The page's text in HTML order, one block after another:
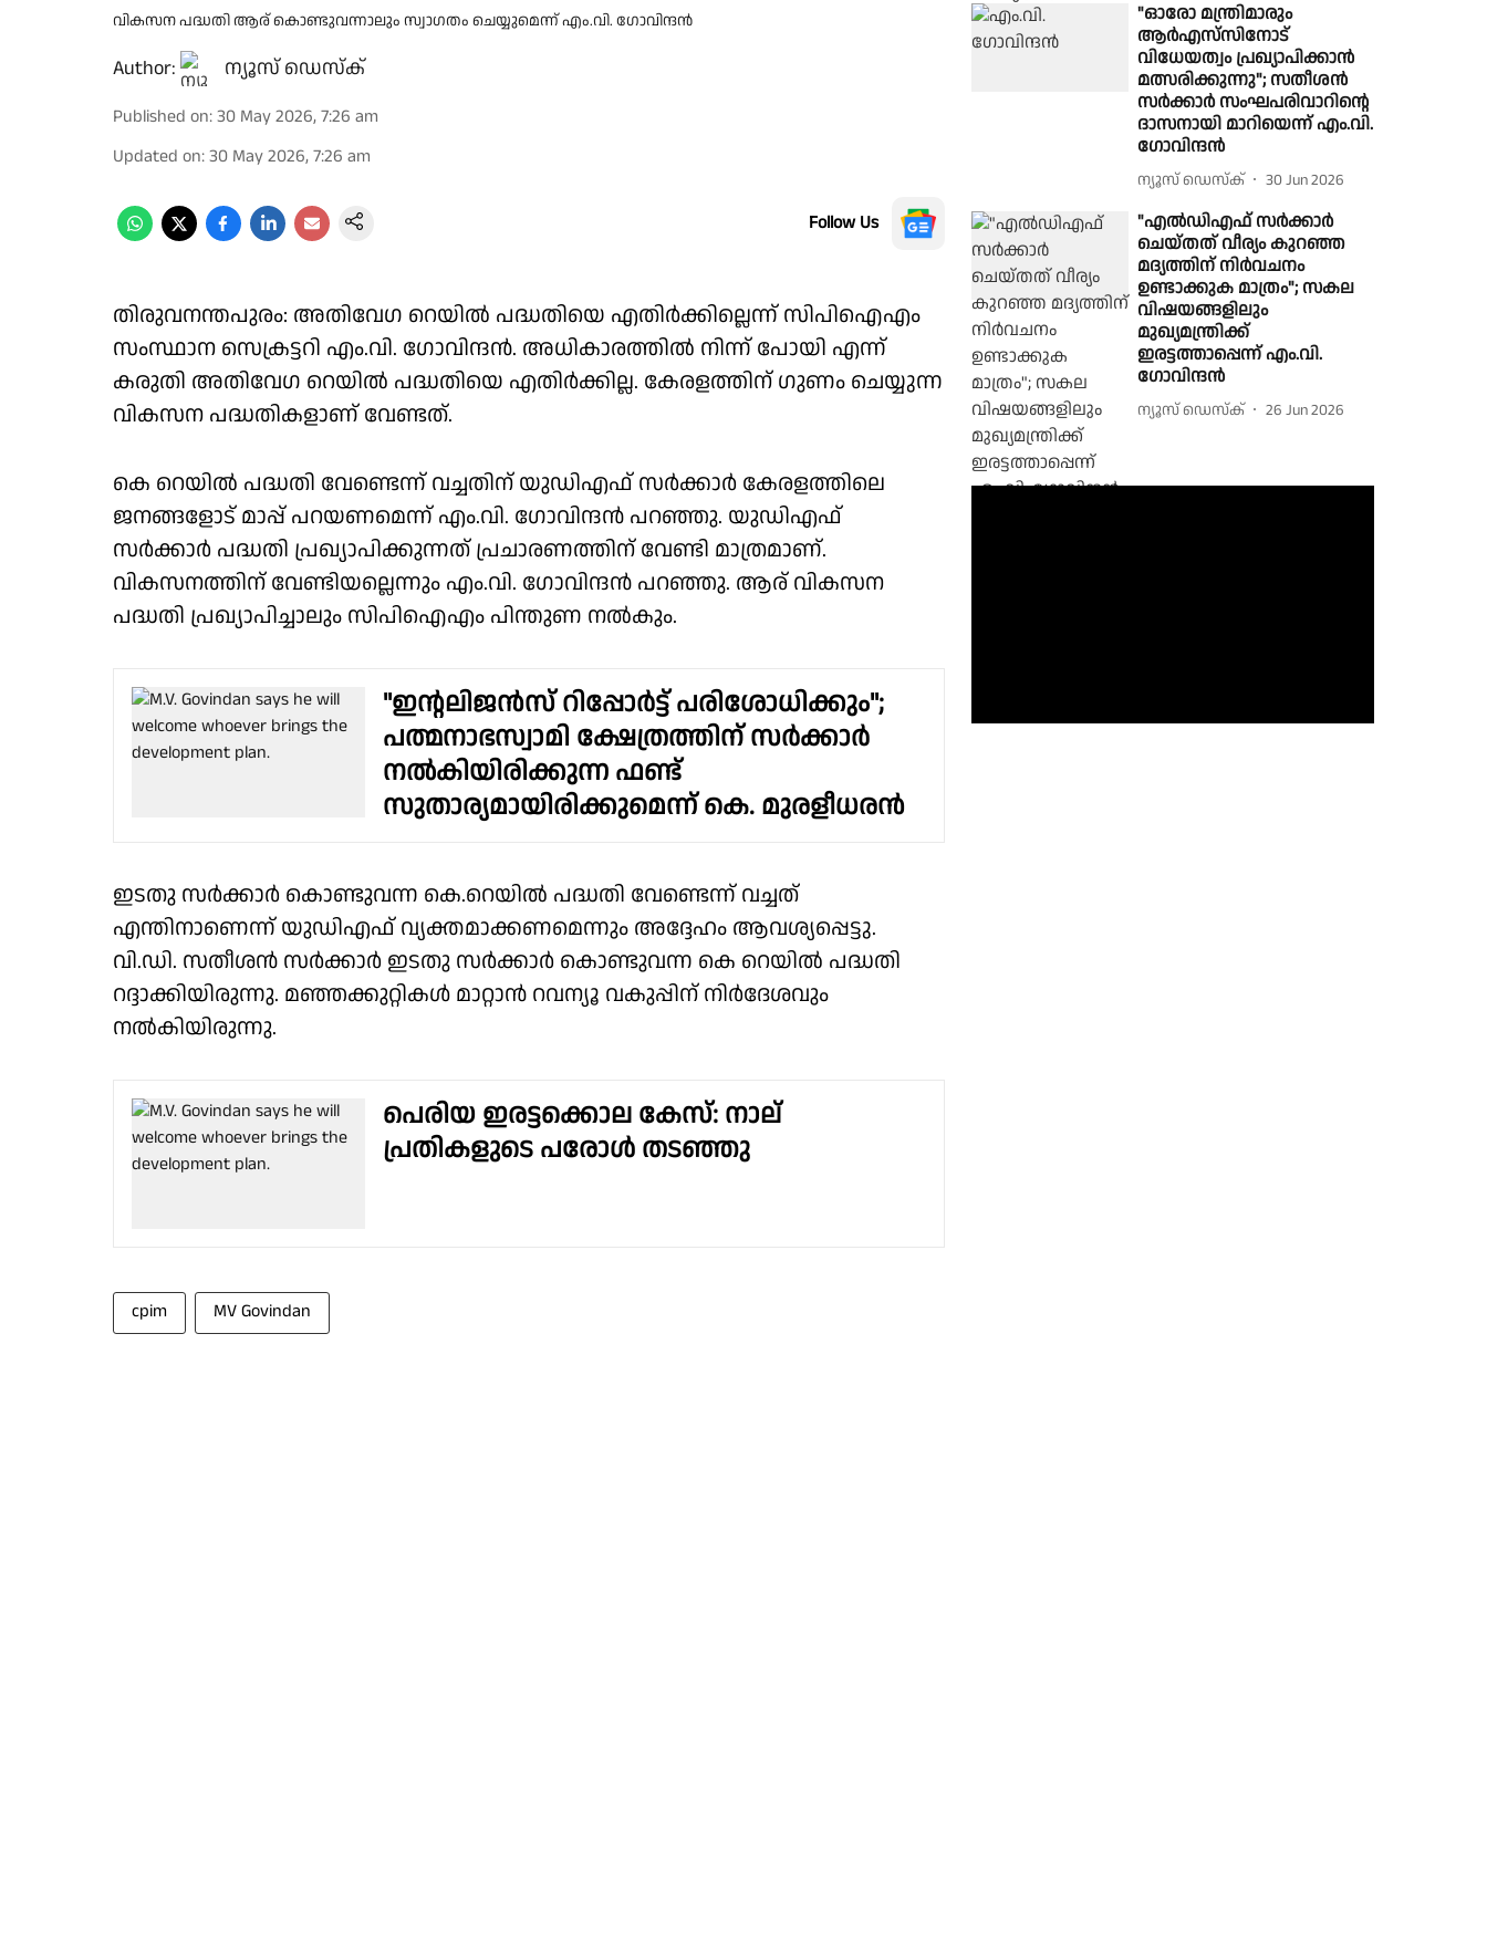
വികസന പദ്ധതി ആര് കൊണ്ടുവന്നാലും സ്വാഗതം ചെയ്യുമെന്ന് എം.വി. ഗോവിന്ദൻ
Author: ന്യൂസ് ഡെസ്ക്
Published on:30 May 2026, 7:26 am
Updated on:30 May 2026, 7:26 am
Follow Us
തിരുവനന്തപുരം: അതിവേഗ റെയിൽ പദ്ധതിയെ എതിർക്കില്ലെന്ന് സിപിഐഎം
സംസ്ഥാന സെക്രട്ടറി എം.വി. ഗോവിന്ദൻ. അധികാരത്തിൽ നിന്ന് പോയി എന്ന്
കരുതി അതിവേഗ റെയിൽ പദ്ധതിയെ എതിർക്കില്ല. കേരളത്തിന് ഗുണം ചെയ്യുന്ന
വികസന പദ്ധതികളാണ് വേണ്ടത്.
കെ റെയിൽ പദ്ധതി വേണ്ടെന്ന് വച്ചതിന് യുഡിഎഫ് സർക്കാർ കേരളത്തിലെ
ജനങ്ങളോട് മാപ്പ് പറയണമെന്ന് എം.വി. ഗോവിന്ദൻ പറഞ്ഞു. യുഡിഎഫ്
സർക്കാർ പദ്ധതി പ്രഖ്യാപിക്കുന്നത് പ്രചാരണത്തിന് വേണ്ടി മാത്രമാണ്.
വികസനത്തിന് വേണ്ടിയല്ലെന്നും എം.വി. ഗോവിന്ദൻ പറഞ്ഞു. ആര് വികസന
പദ്ധതി പ്രഖ്യാപിച്ചാലും സിപിഐഎം പിന്തുണ നൽകും.
"ഇൻ്റലിജന്‍സ് റിപ്പോര്‍ട്ട് പരിശോധിക്കും";
പത്മനാഭസ്വാമി ക്ഷേത്രത്തിന് സർക്കാർ
നൽകിയിരിക്കുന്ന ഫണ്ട്
സുതാര്യമായിരിക്കുമെന്ന് കെ. മുരളീധരൻ
ഇടതു സർക്കാർ കൊണ്ടുവന്ന കെ.റെയിൽ പദ്ധതി വേണ്ടെന്ന് വച്ചത്
എന്തിനാണെന്ന് യുഡിഎഫ് വ്യക്തമാക്കണമെന്നും അദ്ദേഹം ആവശ്യപ്പെട്ടു.
വി.ഡി. സതീശൻ സർക്കാർ ഇടതു സർക്കാർ കൊണ്ടുവന്ന കെ റെയിൽ പദ്ധതി
റദ്ദാക്കിയിരുന്നു. മഞ്ഞക്കുറ്റികൾ മാറ്റാൻ റവന്യൂ വകുപ്പിന് നിർദേശവും
നൽകിയിരുന്നു.
പെരിയ ഇരട്ടക്കൊല കേസ്: നാല്
പ്രതികളുടെ പരോൾ തടഞ്ഞു
cpim MV Govindan
"ഓരോ മന്ത്രിമാരും
ആർഎസ്‌സിനോട്
വിധേയത്വം പ്രഖ്യാപിക്കാൻ
മത്സരിക്കുന്നു"; സതീശൻ
സർക്കാർ സംഘപരിവാറിൻ്റെ
ദാസനായി മാറിയെന്ന് എം.വി.
ഗോവിന്ദൻ
ന്യൂസ് ഡെസ്ക് 30 Jun 2026
"എൽഡിഎഫ് സർക്കാർ
ചെയ്തത് വീര്യം കുറഞ്ഞ
മദ്യത്തിന് നിർവചനം
ഉണ്ടാക്കുക മാത്രം"; സകല
വിഷയങ്ങളിലും
മുഖ്യമന്ത്രിക്ക്
ഇരട്ടത്താപ്പെന്ന് എം.വി.
ഗോവിന്ദൻ
ന്യൂസ് ഡെസ്ക് 26 Jun 2026